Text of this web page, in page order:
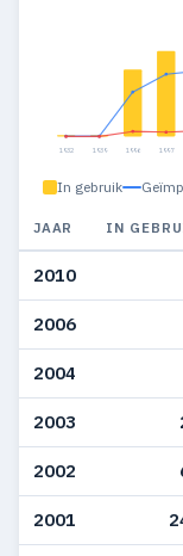
1932 1939 1996 1997
In gebruik
JAAR IN
2010
2006
2004
2003
2002
2001